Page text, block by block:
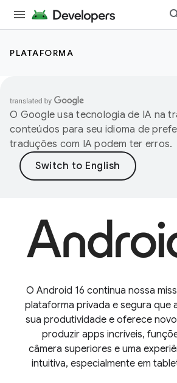
PLATAFORMA
O Google usa tecnologia de IA na
conteúdos para seu idioma de
traduções com IA podem ter erros.
O Android 16 continua nossa
plataforma privada e segura que
sua produtividade e oferece
produzir apps incríveis,
câmera superiores e uma
intuitiva, especialmente em